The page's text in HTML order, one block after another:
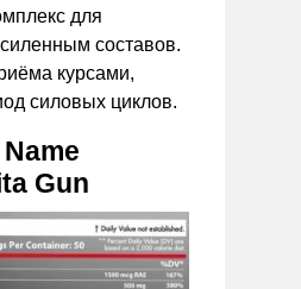
для
составов.
курсами,
силовых циклов.
Gun